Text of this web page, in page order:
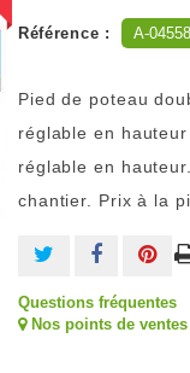
Référence : A-04558
Pied de poteau
réglable en
réglable en
chantier. Prix à la
Questions fréquentes
Nos points de ventes